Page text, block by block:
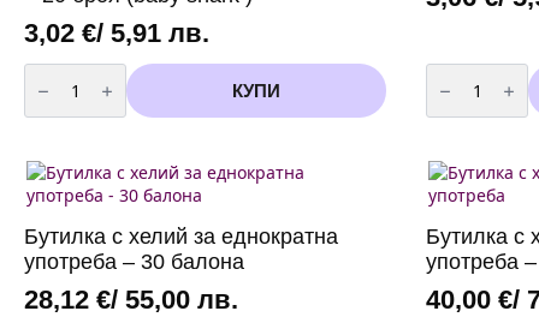
3,02 €/ 5,91 лв.
количество
за
Бейби
Шарк
Baby
Shark
-
броя
(baby
shark
)
КУПИ
количество
за
Бейби
Шарк
Baby
Shark
-
броя
Бутилка с хелий за еднократна
употреба – 30 балона
28,12 €/ 55,00 лв.
Бутилка с
употреба
40,00€/